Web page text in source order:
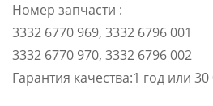
Номер запчасти :
3332 6770 969, 3332 6796 001
3332 6770 970, 3332 6796 002
Гарантия качества:1 год или